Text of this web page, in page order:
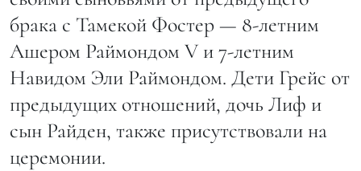
брака с Тамекой Фостер — 8-летним
Ашером Раймондом V и 7-летним
Навидом Эли Раймондом. Дети Грейс от
предыдущих отношений, дочь Лиф и
сын Райден, также присутствовали на
церемонии.